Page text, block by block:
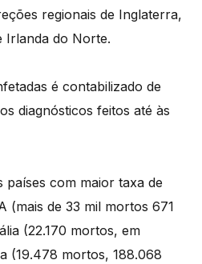
regionais de Inglaterra,
Irlanda do Norte.
é contabilizado de
diagnósticos feitos até às
países com maior taxa de
(mais de 33 mil mortos 671
(22.170 mortos, em
(19.478 mortos, 188.068